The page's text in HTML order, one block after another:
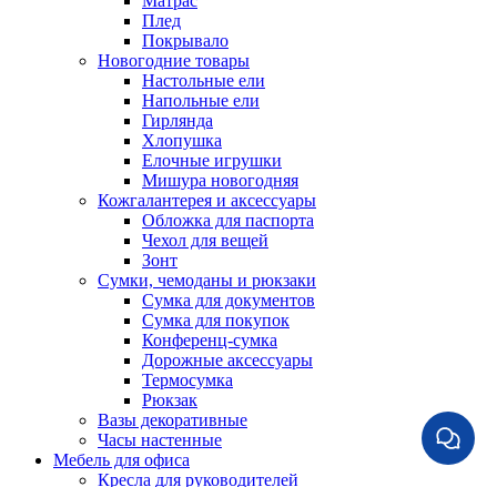
Плед
Покрывало
Новогодние товары
Настольные ели
Напольные ели
Гирлянда
Хлопушка
Елочные игрушки
Мишура новогодняя
Кожгалантерея и аксессуары
Обложка для паспорта
Чехол для вещей
Зонт
Сумки, чемоданы и рюкзаки
Сумка для документов
Сумка для покупок
Конференц-сумка
Дорожные аксессуары
Термосумка
Рюкзак
Вазы декоративные
Часы настенные
Мебель для офиса
Кресла для руководителей